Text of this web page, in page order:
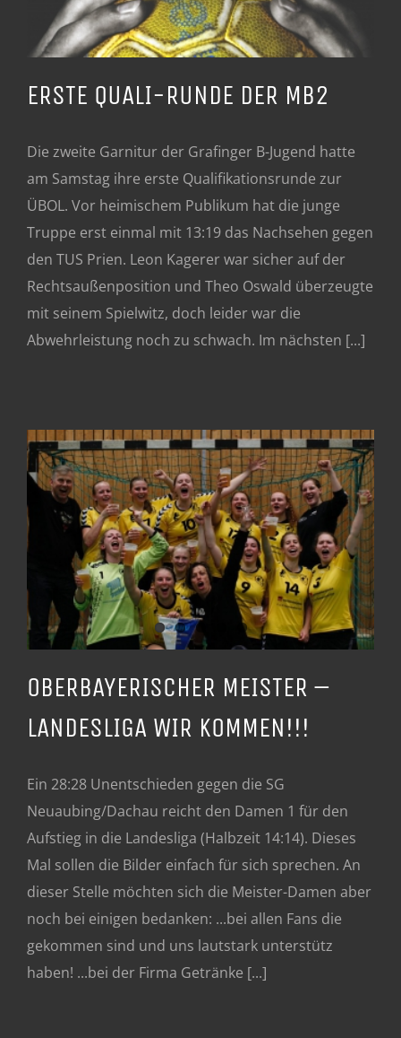
ERSTE QUALI-RUNDE DER MB2
Die zweite Garnitur der Grafinger B-Jugend hatte
am Samstag ihre erste Qualifikationsrunde zur
ÜBOL. Vor heimischem Publikum hat die junge
Truppe erst einmal mit 13:19 das Nachsehen gegen
den TUS Prien. Leon Kagerer war sicher auf der
Rechtsaußenposition und Theo Oswald überzeugte
mit seinem Spielwitz, doch leider war die
Abwehrleistung noch zu schwach. Im nächsten [...]
OBERBAYERISCHER MEISTER –
LANDESLIGA WIR KOMMEN!!!
Ein 28:28 Unentschieden gegen die SG
Neuaubing/Dachau reicht den Damen 1 für den
Aufstieg in die Landesliga (Halbzeit 14:14). Dieses
Mal sollen die Bilder einfach für sich sprechen. An
dieser Stelle möchten sich die Meister-Damen aber
noch bei einigen bedanken: ...bei allen Fans die
gekommen sind und uns lautstark unterstütz
haben! ...bei der Firma Getränke [...]